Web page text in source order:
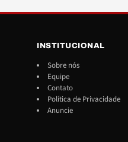
INSTITUCIONAL
Sobre nós
Equipe
Contato
Política de Privacidade
Anuncie